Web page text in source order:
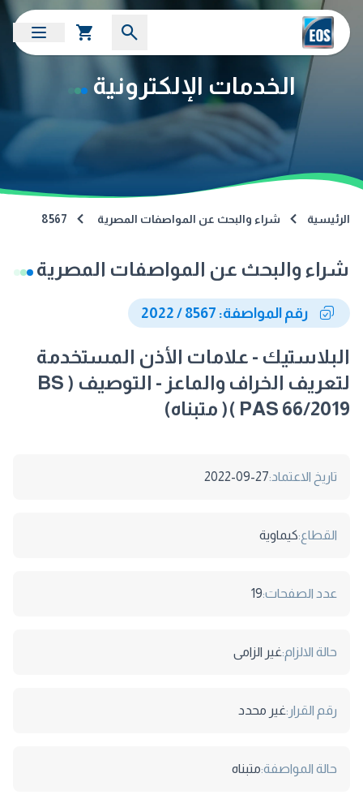
الخدمات الإلكترونية
الرئيسية شراء والبحث عن المواصفات المصرية 8567
شراء والبحث عن المواصفات المصرية
رقم المواصفة: 8567 / 2022
البلاستيك - علامات الأذن المستخدمة
لتعريف الخراف والماعز - التوصيف ( BS
PAS 66/2019 )( متبناه)
تاريخ الاعتماد:2022-09-27
القطاع:كيماوية
عدد الصفحات:19
حالة الالزام:غير الزامى
رقم القرار:غير محدد
حالة المواصفة:متبناه